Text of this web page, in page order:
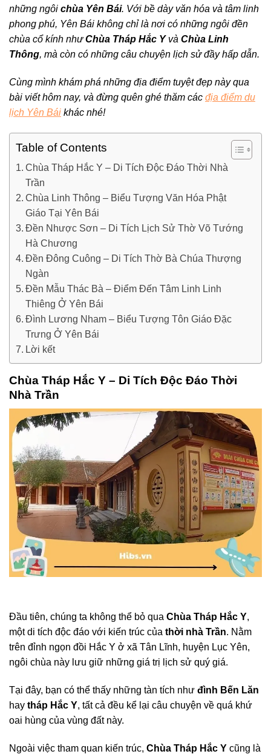
những ngôi chùa Yên Bái. Với bề dày văn hóa và tâm linh
phong phú, Yên Bái không chỉ là nơi có những ngôi đền
chùa cổ kính nhưChùa Tháp Hắc Y và Chùa Linh
Thông, mà còn có những câu chuyện lịch sử đầy hấp dẫn.
Cùng mình khám phá những địa điểm tuyệt đẹp này qua
bài viết hôm nay, và đừng quên ghé thăm các địa điểm du
lịch Yên Bái khác nhé!
Table of Contents
Chùa Tháp Hắc Y – Di Tích Độc Đáo Thời Nhà
Trần
Chùa Linh Thông – Biểu Tượng Văn Hóa Phật
Giáo Tại Yên Bái
Đền Nhược Sơn – Di Tích Lịch Sử Thờ Võ Tướng
Hà Chương
Đền Đông Cuông – Di Tích Thờ Bà Chúa Thượng
Ngàn
Đền Mẫu Thác Bà – Điểm Đến Tâm Linh Linh
Thiêng Ở Yên Bái
Đình Lương Nham – Biểu Tượng Tôn Giáo Đặc
Trưng Ở Yên Bái
Lời kết
Chùa Tháp Hắc Y – Di Tích Độc Đáo Thời
Nhà Trần
Đầu tiên, chúng ta không thể bỏ qua Chùa Tháp Hắc Y,
một di tích độc đáo với kiến trúc của thời nhà Trần. Nằm
trên đỉnh ngọn đồi Hắc Y ở xã Tân Lĩnh, huyện Lục Yên,
ngôi chùa này lưu giữ những giá trị lịch sử quý giá.
Tại đây, bạn có thể thấy những tàn tích như đình Bến Lăn
hay tháp Hắc Y, tất cả đều kể lại câu chuyện về quá khứ
oai hùng của vùng đất này.
Ngoài việc tham quan kiến trúc, Chùa Tháp Hắc Y cũng là